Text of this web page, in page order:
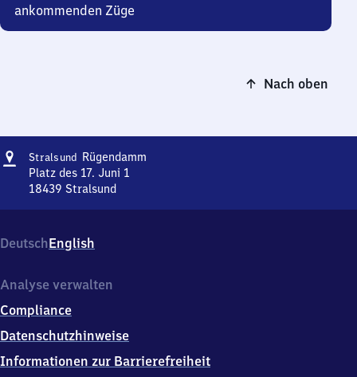
ankommenden Züge
Nach oben
Adresse
Stralsund Rügendamm
Platz des 17. Juni 1
18439 Stralsund
Platz
des
Juni
1
8
3
DeutschEnglish
Analyse verwalten
Compliance
Datenschutzhinweise
Informationen zur Barrierefreiheit